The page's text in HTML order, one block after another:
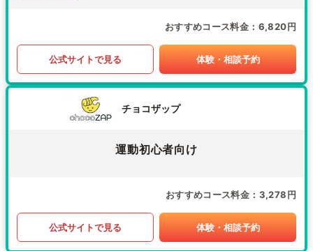
おすすめコース料金 6,820円
公式サイトで見る 体験・相談予約
チョコザップ
運動初心者向け
おすすめコース料金 3,278円
公式サイトで見る 体験・相談予約